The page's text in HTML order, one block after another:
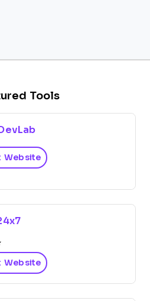
Tools
Website
Website